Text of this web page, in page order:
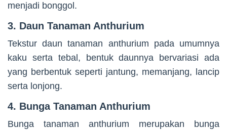
menjadi bonggol.
3. Daun Tanaman Anthurium
Tekstur daun tanaman anthurium pada umumnya
kaku serta tebal, bentuk daunnya bervariasi ada
yang berbentuk seperti jantung, memanjang, lancip
serta lonjong.
4. Bunga Tanaman Anthurium
Bunga tanaman anthurium merupakan bunga